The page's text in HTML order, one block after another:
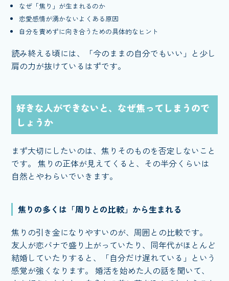
なぜ「焦り」が生まれるのか
恋愛感情が湧かないよくある原因
自分を責めずに向き合うための具体的なヒント
読み終える頃には、「今のままの自分でもいい」と少し
肩の力が抜けているはずです。
好きな人ができないと、なぜ焦ってしまうので
しょうか
まず大切にしたいのは、焦りそのものを否定しないこと
です。 焦りの正体が見えてくると、その半分くらいは
自然とやわらいでいきます。
焦りの多くは「周りとの比較」から生まれる
焦りの引き金になりやすいのが、周囲との比較です。
友人が恋バナで盛り上がっていたり、同年代がほとんど
結婚していたりすると、「自分だけ遅れている」という
感覚が強くなります。 婚活を始めた人の話を聞いて、